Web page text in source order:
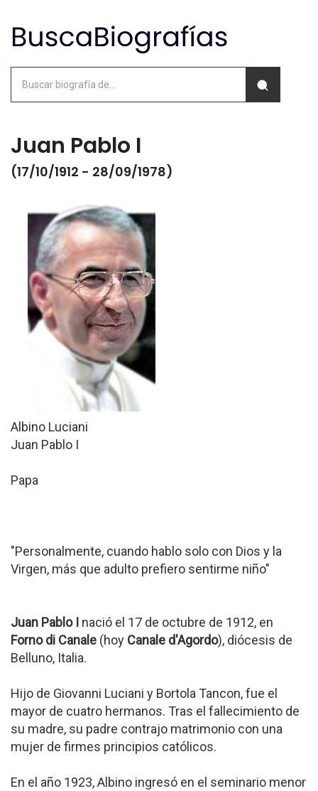
Juan Pablo I
(17/10/1912 - 28/09/1978)
Albino Luciani
Juan Pablo I
Papa
"Personalmente, cuando hablo solo con Dios y la
Virgen, más que adulto prefiero sentirme niño"
Juan Pablo I nació el 17 de octubre de 1912, en
Forno di Canale (hoy Canale d'Agordo), diócesis de
Belluno, Italia.
Hijo de Giovanni Luciani y Bortola Tancon, fue el
mayor de cuatro hermanos. Tras el fallecimiento de
su madre, su padre contrajo matrimonio con una
mujer de firmes principios católicos.
En el año 1923, Albino ingresó en el seminario menor